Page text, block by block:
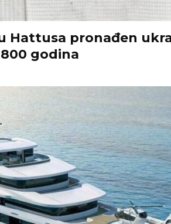
Hattusa pronađen
godina